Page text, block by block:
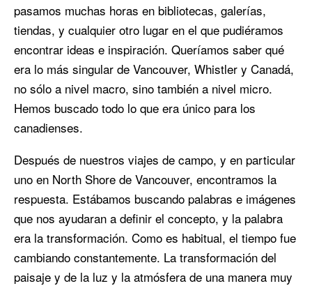
pasamos muchas horas en bibliotecas, galerías,
tiendas, y cualquier otro lugar en el que pudiéramos
encontrar ideas e inspiración. Queríamos saber qué
era lo más singular de Vancouver, Whistler y Canadá,
no sólo a nivel macro, sino también a nivel micro.
Hemos buscado todo lo que era único para los
canadienses.
Después de nuestros viajes de campo, y en particular
uno en North Shore de Vancouver, encontramos la
respuesta. Estábamos buscando palabras e imágenes
que nos ayudaran a definir el concepto, y la palabra
era la transformación. Como es habitual, el tiempo fue
cambiando constantemente. La transformación del
paisaje y de la luz y la atmósfera de una manera muy